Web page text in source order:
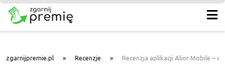
zgarnijpremie.pl » Recenzje » Recenzja aplikacji Alior Mobile –